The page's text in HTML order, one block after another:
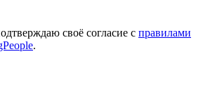
своё согласие с правилами
.